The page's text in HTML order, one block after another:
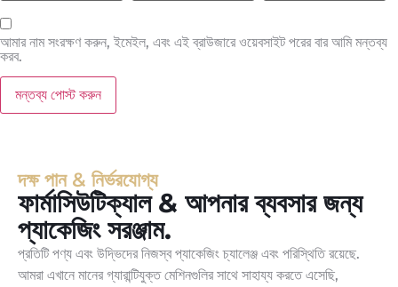
আমার নাম সংরক্ষণ করুন, ইমেইল, এবং এই ব্রাউজারে ওয়েবসাইট পরের বার আমি মন্তব্য
করব.
দক্ষ পান & নির্ভরযোগ্য
ফার্মাসিউটিক্যাল & আপনার ব্যবসার জন্য
প্যাকেজিং সরঞ্জাম.
প্রতিটি পণ্য এবং উদ্ভিদের নিজস্ব প্যাকেজিং চ্যালেঞ্জ এবং পরিস্থিতি রয়েছে.
আমরা এখানে মানের গ্যারান্টিযুক্ত মেশিনগুলির সাথে সাহায্য করতে এসেছি,